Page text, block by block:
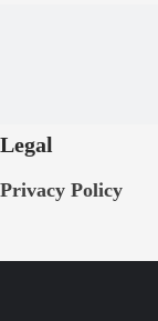
Legal
Privacy Policy